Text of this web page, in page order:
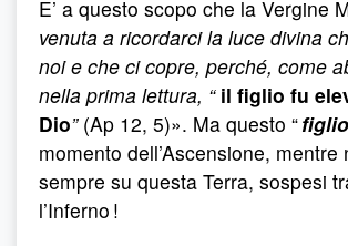
E’ a questo scopo che la Vergine
venuta a ricordarci la luce divina
noi e che ci copre, perché, come
nella prima lettura, “ il figlio fu
Dio”(Ap 12, 5)». Ma questo “figlio
momento dell’Ascensione, mentre
sempre su questa Terra, sospesi
l’Inferno !